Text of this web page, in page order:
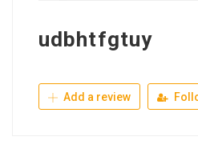
udbhtfgtuy
Add a review